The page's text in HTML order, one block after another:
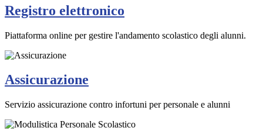
Registro elettronico
Piattaforma online per gestire l'andamento scolastico degli alunni.
Assicurazione
Servizio assicurazione contro infortuni per personale e alunni